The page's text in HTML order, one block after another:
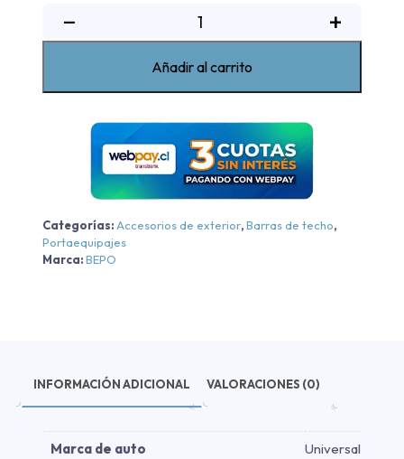
−
Bepo
Rack
Techo
(18-
41-
-
Plata
Plata
+
Añadir al carrito
Categorías:Accesorios de exterior,Barras de techo,
Portaequipajes
Marca:BEPO
INFORMACIÓN ADICIONAL VALORACIONES (0)
Marca de auto Universal